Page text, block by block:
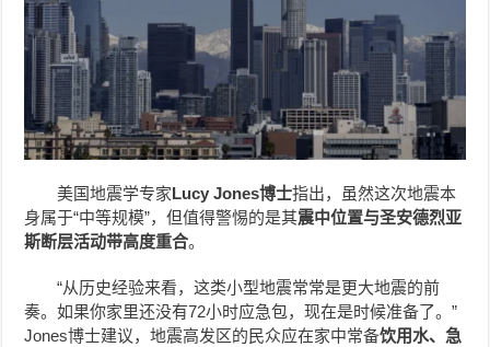
美国地震学专家Lucy Jones博士指出，虽然这次地震本
身属于“中等规模”，但值得警惕的是其震中位置与圣安德烈亚
斯断层活动带高度重合。
“从历史经验来看，这类小型地震常常是更大地震的前
奏。如果你家里还没有72小时应急包，现在是时候准备了。”
Jones博士建议，地震高发区的民众应在家中常备饮用水、急